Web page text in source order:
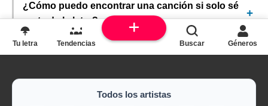
¿Cómo puedo encontrar una canción si solo sé
parte de la letra?
Todos los artistas
Tu letra Tendencias Buscar Géneros